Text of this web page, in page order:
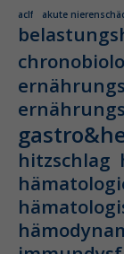
aclf akute
hitzschlag